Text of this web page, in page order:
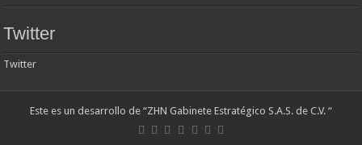
Twitter
Twitter
Este es un desarrollo de “ZHN Gabinete Estratégico S.A.S. de C.V. “